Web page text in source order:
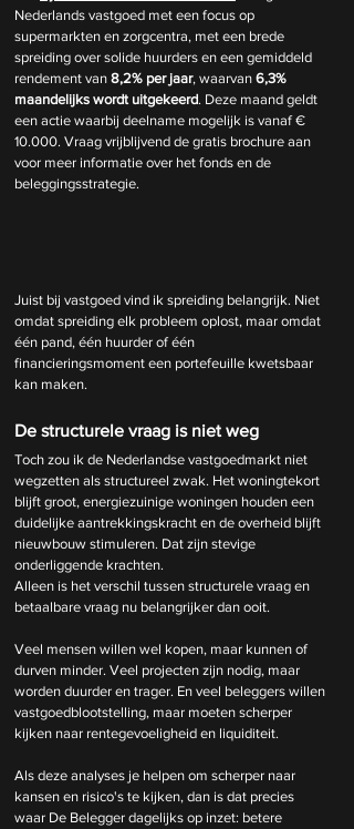
Nederlands vastgoed met een focus op
supermarkten en zorgcentra, met een brede
spreiding over solide huurders en een gemiddeld
rendement van 8,2% per jaar, waarvan 6,3%
maandelijks wordt uitgekeerd. Deze maand geldt
een actie waarbij deelname mogelijk is vanaf €
10.000. Vraag vrijblijvend de gratis brochure aan
voor meer informatie over het fonds en de
beleggingsstrategie.
Juist bij vastgoed vind ik spreiding belangrijk. Niet
omdat spreiding elk probleem oplost, maar omdat
één pand, één huurder of één
financieringsmoment een portefeuille kwetsbaar
kan maken.
De structurele vraag is niet weg
Toch zou ik de Nederlandse vastgoedmarkt niet
wegzetten als structureel zwak. Het woningtekort
blijft groot, energiezuinige woningen houden een
duidelijke aantrekkingskracht en de overheid blijft
nieuwbouw stimuleren. Dat zijn stevige
onderliggende krachten.
Alleen is het verschil tussen structurele vraag en
betaalbare vraag nu belangrijker dan ooit.
Veel mensen willen wel kopen, maar kunnen of
durven minder. Veel projecten zijn nodig, maar
worden duurder en trager. En veel beleggers willen
vastgoedblootstelling, maar moeten scherper
kijken naar rentegevoeligheid en liquiditeit.
Als deze analyses je helpen om scherper naar
kansen en risico's te kijken, dan is dat precies
waar De Belegger dagelijks op inzet: betere